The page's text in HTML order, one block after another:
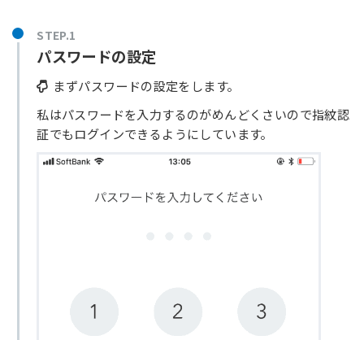
STEP.1
パスワードの設定
まずパスワードの設定をします。
私はパスワードを入力するのがめんどくさいので指紋認
証でもログインできるようにしています。